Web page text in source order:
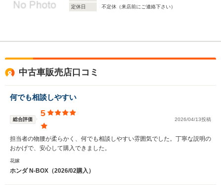
定休日
不定休（来店前にご連絡下さい）
中古車販売店口コミ
何でも相談しやすい
総合評価
5
2026/04/13投稿
担当者の物腰が柔らかく、何でも相談しやすい雰囲気でした。丁寧な説明の
おかげで、安心して購入できました。
花嫁
ホンダ N-BOX（2026/02購入）